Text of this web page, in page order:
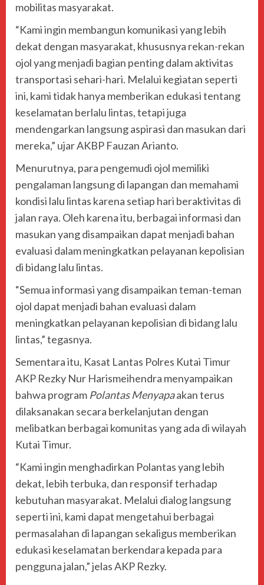
mobilitas masyarakat.
“Kami ingin membangun komunikasi yang lebih
dekat dengan masyarakat, khususnya rekan-rekan
ojol yang menjadi bagian penting dalam aktivitas
transportasi sehari-hari. Melalui kegiatan seperti
ini, kami tidak hanya memberikan edukasi tentang
keselamatan berlalu lintas, tetapi juga
mendengarkan langsung aspirasi dan masukan dari
mereka,” ujar AKBP Fauzan Arianto.
Menurutnya, para pengemudi ojol memiliki
pengalaman langsung di lapangan dan memahami
kondisi lalu lintas karena setiap hari beraktivitas di
jalan raya. Oleh karena itu, berbagai informasi dan
masukan yang disampaikan dapat menjadi bahan
evaluasi dalam meningkatkan pelayanan kepolisian
di bidang lalu lintas.
“Semua informasi yang disampaikan teman-teman
ojol dapat menjadi bahan evaluasi dalam
meningkatkan pelayanan kepolisian di bidang lalu
lintas,” tegasnya.
Sementara itu, Kasat Lantas Polres Kutai Timur
AKP Rezky Nur Harismeihendra menyampaikan
bahwa program Polantas Menyapaakan terus
dilaksanakan secara berkelanjutan dengan
melibatkan berbagai komunitas yang ada di wilayah
Kutai Timur.
“Kami ingin menghadirkan Polantas yang lebih
dekat, lebih terbuka, dan responsif terhadap
kebutuhan masyarakat. Melalui dialog langsung
seperti ini, kami dapat mengetahui berbagai
permasalahan di lapangan sekaligus memberikan
edukasi keselamatan berkendara kepada para
pengguna jalan,” jelas AKP Rezky.